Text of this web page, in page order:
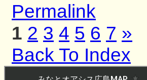
Permalink
1 2 3 4 5 6 7 »
Back To Index